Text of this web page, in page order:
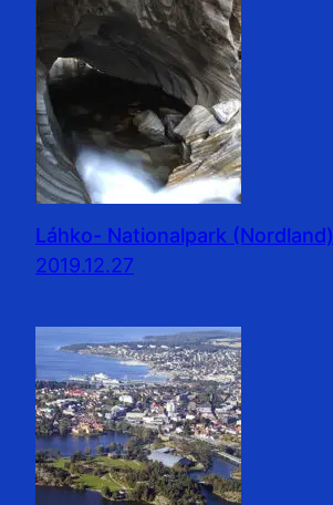
Láhko- Nationalpark (Nordland)
2019.12.27